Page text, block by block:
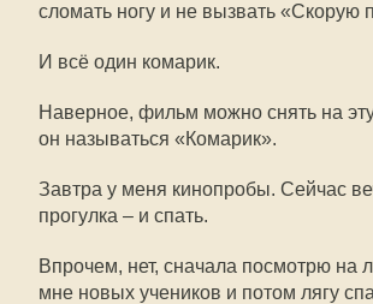
сломать ногу и не вызвать «Скорую
И всё один комарик.
Наверное, фильм можно снять на
он называться «Комарик».
Завтра у меня кинопробы. Сейчас
прогулка – и спать.
Впрочем, нет, сначала посмотрю на
мне новых учеников и потом лягу